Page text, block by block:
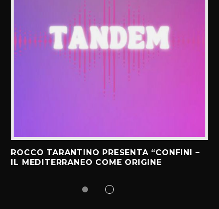
ROCCO TARANTINO PRESENTA “CONFINI –
IL MEDITERRANEO COME ORIGINE